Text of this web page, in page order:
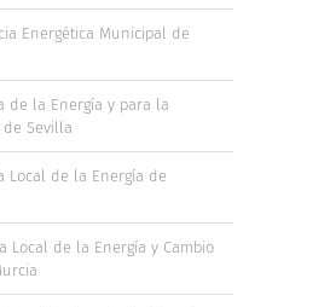
Energética Municipal de
de la Energía y para la
Sevilla
Local de la Energía de
Local de la Energía y Cambio